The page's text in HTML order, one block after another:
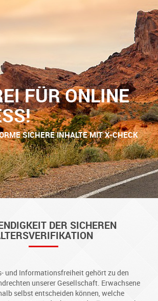
FÜR ONLINE
SICHERE INHALTE MIT X-CHECK
DER SICHEREN
und Informationsfreiheit gehört zu den
unserer Gesellschaft. Erwachsene
selbst entscheiden können, welche